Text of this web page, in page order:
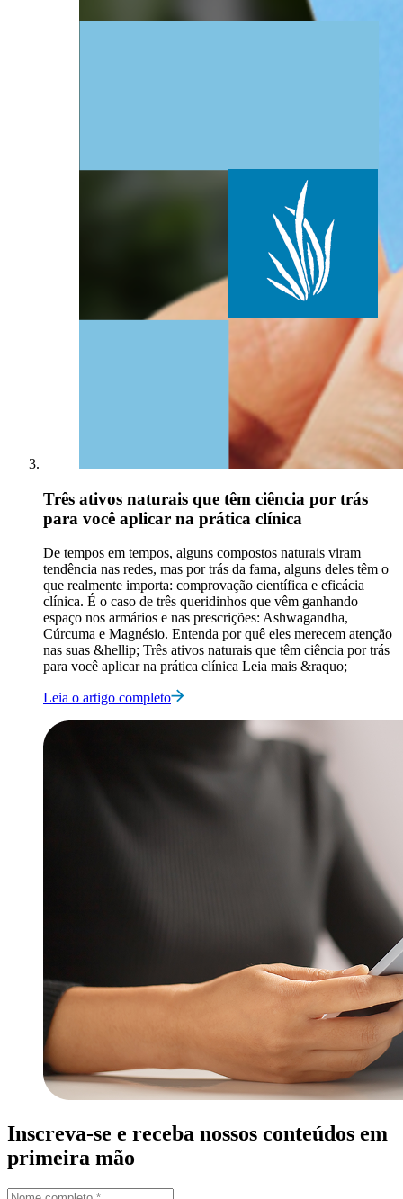
Três ativos naturais que têm ciência por trás
para você aplicar na prática clínica
De tempos em tempos, alguns compostos naturais viram
tendência nas redes, mas por trás da fama, alguns deles têm o
que realmente importa: comprovação científica e eficácia
clínica. É o caso de três queridinhos que vêm ganhando
espaço nos armários e nas prescrições: Ashwagandha,
Cúrcuma e Magnésio. Entenda por quê eles merecem atenção
nas suas &hellip; Três ativos naturais que têm ciência por trás
para você aplicar na prática clínica Leia mais &raquo;
Leia o artigo completo
Inscreva-se e receba nossos conteúdos em
primeira mão